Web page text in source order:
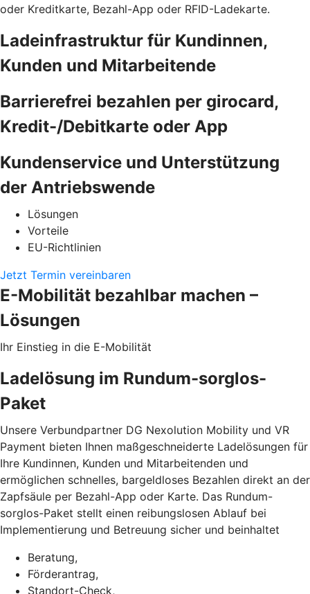
oder Kreditkarte, Bezahl-App oder RFID-Ladekarte.
Ladeinfrastruktur für Kundinnen,
Kunden und Mitarbeitende
Barrierefrei bezahlen per girocard,
Kredit-/Debitkarte oder App
Kundenservice und Unterstützung
der Antriebswende
Lösungen
Vorteile
EU-Richtlinien
Jetzt Termin vereinbaren
E-Mobilität bezahlbar machen –
Lösungen
Ihr Einstieg in die E-Mobilität
Ladelösung im Rundum-sorglos-
Paket
Unsere Verbundpartner DG Nexolution Mobility und VR
Payment bieten Ihnen maßgeschneiderte Ladelösungen für
Ihre Kundinnen, Kunden und Mitarbeitenden und
ermöglichen schnelles, bargeldloses Bezahlen direkt an der
Zapfsäule per Bezahl-App oder Karte. Das Rundum-
sorglos-Paket stellt einen reibungslosen Ablauf bei
Implementierung und Betreuung sicher und beinhaltet
Beratung,
Förderantrag,
Standort-Check,